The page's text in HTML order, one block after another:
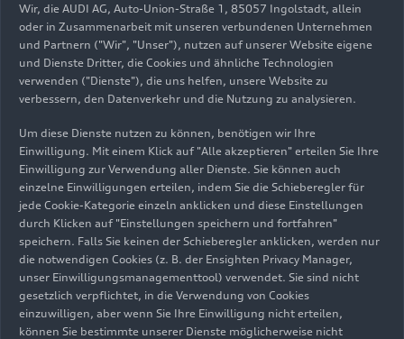
Audi Kommunikation
info@audi-mediacenter.com
Exzellente Leistung
trifft expressives
Design: der neue Audi
Wir, die AUDI AG, Auto-Union-Straße 1, 85057 Ingolstadt, allein
oder in Zusammenarbeit mit unseren verbundenen Unternehmen
und Partnern ("Wir", "Unser"), nutzen auf unserer Website eigene
und Dienste Dritter, die Cookies und ähnliche Technologien
verwenden ("Dienste"), die uns helfen, unsere Website zu
verbessern, den Datenverkehr und die Nutzung zu analysieren.
Um diese Dienste nutzen zu können, benötigen wir Ihre
Einwilligung. Mit einem Klick auf "Alle akzeptieren" erteilen Sie Ihre
Einwilligung zur Verwendung aller Dienste. Sie können auch
einzelne Einwilligungen erteilen, indem Sie die Schieberegler für
jede Cookie-Kategorie einzeln anklicken und diese Einstellungen
durch Klicken auf "Einstellungen speichern und fortfahren"
speichern. Falls Sie keinen der Schieberegler anklicken, werden nur
die notwendigen Cookies (z. B. der Ensighten Privacy Manager,
unser Einwilligungsmanagementtool) verwendet. Sie sind nicht
gesetzlich verpflichtet, in die Verwendung von Cookies
einzuwilligen, aber wenn Sie Ihre Einwilligung nicht erteilen,
können Sie bestimmte unserer Dienste möglicherweise nicht